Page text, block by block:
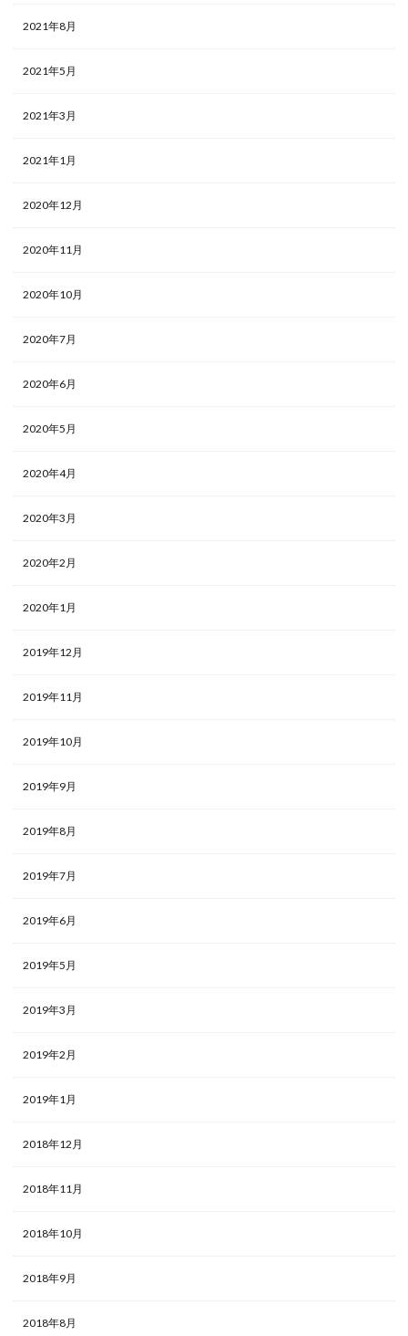
2021年8月
2021年5月
2021年3月
2021年1月
2020年12月
2020年11月
2020年10月
2020年7月
2020年6月
2020年5月
2020年4月
2020年3月
2020年2月
2020年1月
2019年12月
2019年11月
2019年10月
2019年9月
2019年8月
2019年7月
2019年6月
2019年5月
2019年3月
2019年2月
2019年1月
2018年12月
2018年11月
2018年10月
2018年9月
2018年8月